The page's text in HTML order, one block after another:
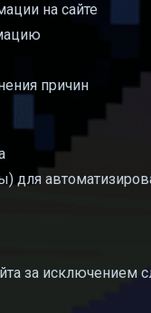
на сайте
причин
для
за исключением